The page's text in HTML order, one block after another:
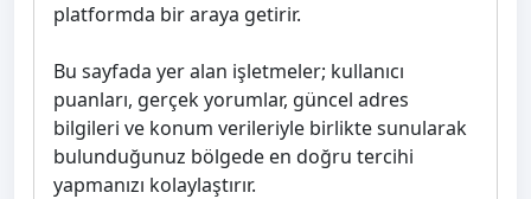
platformda bir araya getirir.
Bu sayfada yer alan işletmeler; kullanıcı
puanları, gerçek yorumlar, güncel adres
bilgileri ve konum verileriyle birlikte sunularak
bulunduğunuz bölgede en doğru tercihi
yapmanızı kolaylaştırır.